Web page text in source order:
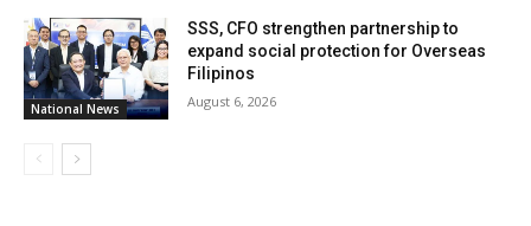
National News
SSS, CFO strengthen partnership to
expand social protection for Overseas
Filipinos
August 6, 2026